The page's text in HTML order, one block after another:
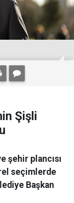
Şişli
şehir plancısı
seçimlerde
Başkan